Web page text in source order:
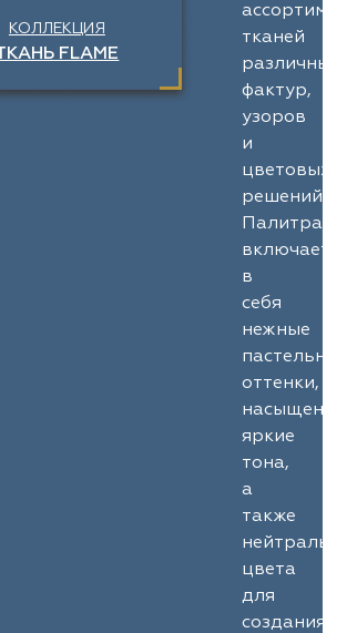
КОЛЛЕКЦИЯ
FLAME
тканей
различных
фактур,
узоров
и
цветовых
решений.
Палитра
включает
в
себя
нежные
оттенки,
яркие
тона,
а
также
цвета
для
создания